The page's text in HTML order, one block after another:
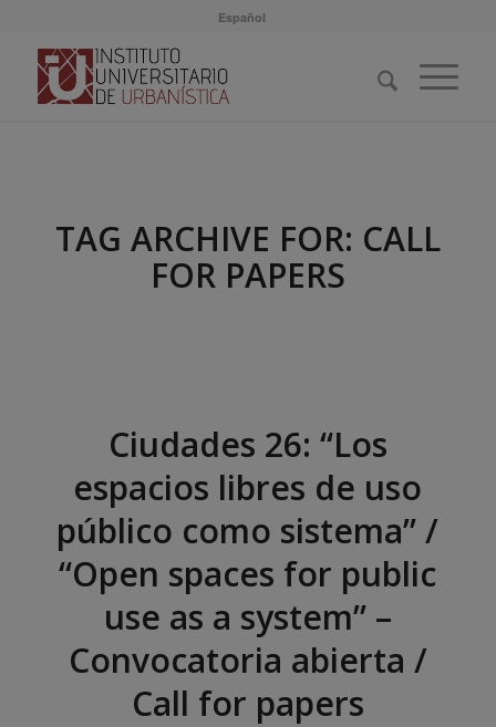
Español
TAG ARCHIVE FOR: CALL
FOR PAPERS
Ciudades 26: “Los
espacios libres de uso
público como sistema” /
“Open spaces for public
use as a system” –
Convocatoria abierta /
Call for papers